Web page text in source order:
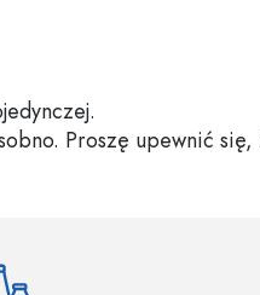
Proszę upewnić się,